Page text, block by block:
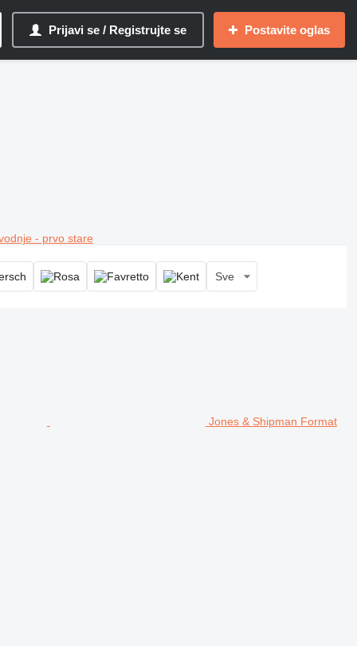
Prijavi se / Registrujte se Postavite oglas
- prvo stare
Sve
Jones & Shipman Format